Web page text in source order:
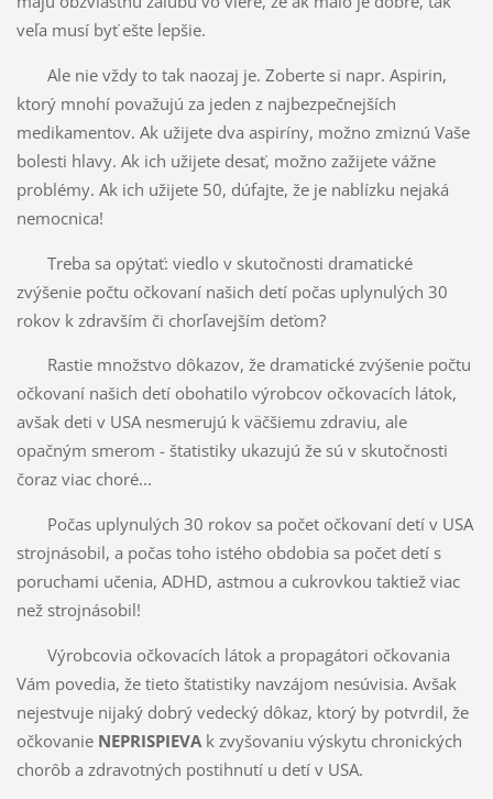
veľa musí byť ešte lepšie.
Ale nie vždy to tak naozaj je. Zoberte si napr. Aspirin,
ktorý mnohí považujú za jeden z najbezpečnejších
medikamentov. Ak užijete dva aspiríny, možno zmiznú Vaše
bolesti hlavy. Ak ich užijete desať, možno zažijete vážne
problémy. Ak ich užijete 50, dúfajte, že je nablízku nejaká
nemocnica!
Treba sa opýtať: viedlo v skutočnosti dramatické
zvýšenie počtu očkovaní našich detí počas uplynulých 30
rokov k zdravším či chorľavejším deťom?
Rastie množstvo dôkazov, že dramatické zvýšenie počtu
očkovaní našich detí obohatilo výrobcov očkovacích látok,
avšak deti v USA nesmerujú k väčšiemu zdraviu, ale
opačným smerom - štatistiky ukazujú že sú v skutočnosti
čoraz viac choré...
Počas uplynulých 30 rokov sa počet očkovaní detí v USA
strojnásobil, a počas toho istého obdobia sa počet detí s
poruchami učenia, ADHD, astmou a cukrovkou taktiež viac
než strojnásobil!
Výrobcovia očkovacích látok a propagátori očkovania
Vám povedia, že tieto štatistiky navzájom nesúvisia. Avšak
nejestvuje nijaký dobrý vedecký dôkaz, ktorý by potvrdil, že
očkovanie NEPRISPIEVAk zvyšovaniu výskytu chronických
chorôb a zdravotných postihnutí u detí v USA.